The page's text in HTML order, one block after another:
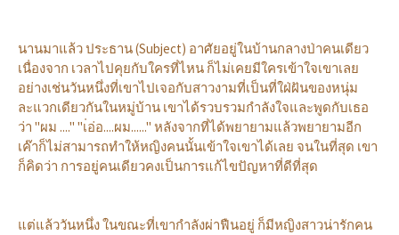
นานมาแล้ว ประธาน (Subject) อาศัยอยู่ในบ้านกลางป่าคนเดียว
เนื่องจาก เวลาไปคุยกับใครที่ไหน ก็ไม่เคยมีใครเข้าใจเขาเลย
อย่างเช่นวันหนึ่งที่เขาไปเจอกับสาวงามที่เป็นที่ใฝ่ฝันของหนุ่ม
ละแวกเดียวกันในหมู่บ้าน เขาได้รวบรวมกำลังใจและพูดกับเธอ
ว่า "ผม ...." "เ่อ่อ....ผม......" หลังจากที่ได้พยายามแล้วพยายามอีก
เค๊าก็ไม่สามารถทำให้หญิงคนนั้นเข้าใจเขาได้เลย จนในที่สุด เขา
ก็คิดว่า การอยู่คนเดียวคงเป็นการแก้ไขปัญหาที่ดีที่สุด
แต่แล้ววันหนึ่ง ในขณะที่เขากำลังผ่าฟืนอยู่ ก็มีหญิงสาวน่ารักคน